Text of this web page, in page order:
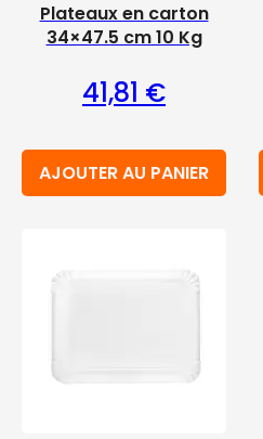
Plateaux en carton
34×47.5 cm 10 Kg
41,81 €
AJOUTER AU PANIER